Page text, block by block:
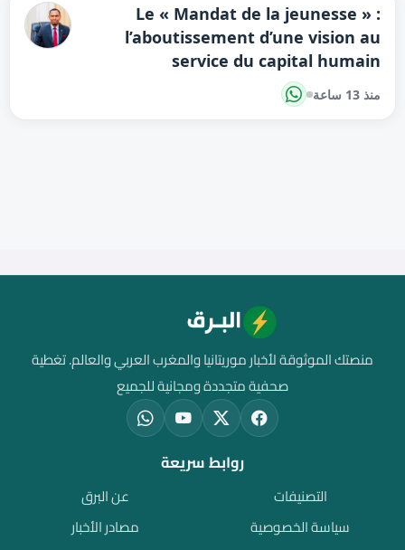
Le « Mandat de la jeunesse » :
l’aboutissement d’une vision au
service du capital humain
منذ 13 ساعة
منصتك الموثوقة لأخبار موريتانيا والمغرب العربي والعالم. تغطية
صحفية متجددة ومجانية للجميع
روابط سريعة
التصنيفات
عن البرق
سياسة الخصوصية
مصادر الأخبار